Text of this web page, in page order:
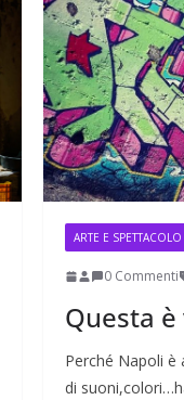
ARTE E SPETTACOLO
0 Commenti
Questa
Perché Napoli è
di